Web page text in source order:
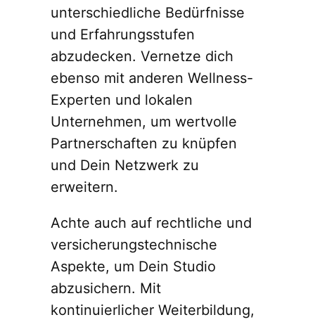
unterschiedliche Bedürfnisse
und Erfahrungsstufen
abzudecken. Vernetze dich
ebenso mit anderen Wellness-
Experten und lokalen
Unternehmen, um wertvolle
Partnerschaften zu knüpfen
und Dein Netzwerk zu
erweitern.
Achte auch auf rechtliche und
versicherungstechnische
Aspekte, um Dein Studio
abzusichern. Mit
kontinuierlicher Weiterbildung,